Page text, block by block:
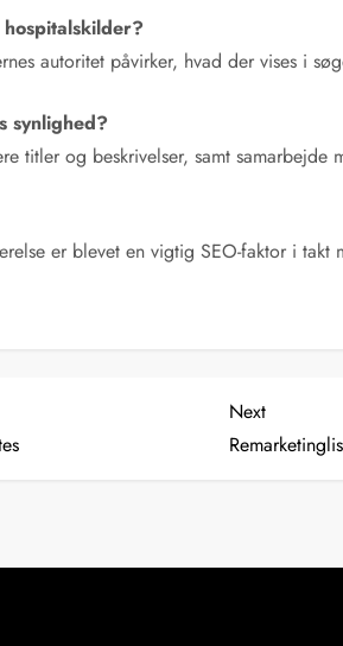
autoritet påvirker, hvad der vises i
synlighed?
titler og beskrivelser, samt
er blevet en vigtig SEO-faktor i
Next
Post
Next